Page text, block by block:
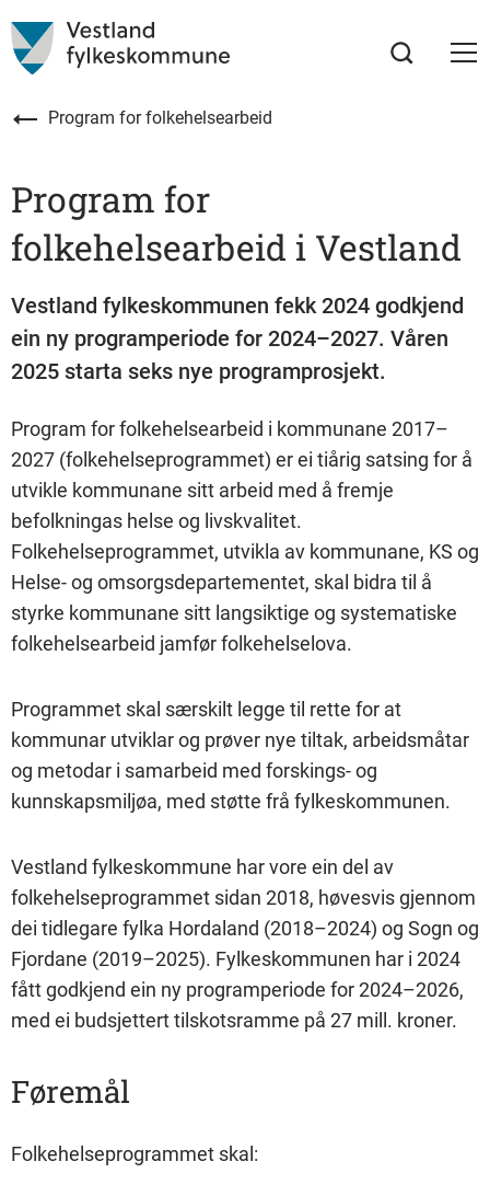
Program for folkehelsearbeid
Program for
folkehelsearbeid i Vestland
Vestland fylkeskommunen fekk 2024 godkjend
ein ny programperiode for 2024–2027. Våren
2025 starta seks nye programprosjekt.
Program for folkehelsearbeid i kommunane 2017–
2027 (folkehelseprogrammet) er ei tiårig satsing for å
utvikle kommunane sitt arbeid med å fremje
befolkningas helse og livskvalitet.
Folkehelseprogrammet, utvikla av kommunane, KS og
Helse- og omsorgsdepartementet, skal bidra til å
styrke kommunane sitt langsiktige og systematiske
folkehelsearbeid jamfør folkehelselova.
Programmet skal særskilt legge til rette for at
kommunar utviklar og prøver nye tiltak, arbeidsmåtar
og metodar i samarbeid med forskings- og
kunnskapsmiljøa, med støtte frå fylkeskommunen.
Vestland fylkeskommune har vore ein del av
folkehelseprogrammet sidan 2018, høvesvis gjennom
dei tidlegare fylka Hordaland (2018–2024) og Sogn og
Fjordane (2019–2025). Fylkeskommunen har i 2024
fått godkjend ein ny programperiode for 2024–2026,
med ei budsjettert tilskotsramme på 27 mill. kroner.
Føremål
Folkehelseprogrammet skal: